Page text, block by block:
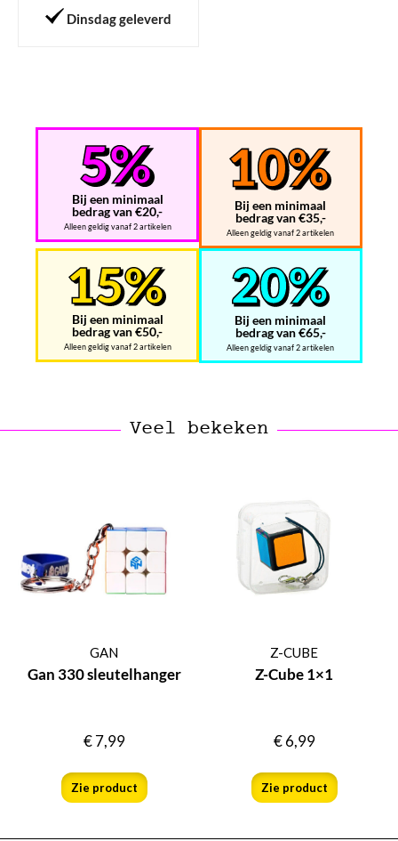
Dinsdag geleverd
Bij een minimaal
bedrag van €20,-
Alleen geldig vanaf 2 artikelen
Bij een minimaal
bedrag van €35,-
Alleen geldig vanaf 2 artikelen
Bij een minimaal
bedrag van €50,-
Alleen geldig vanaf 2 artikelen
Bij een minimaal
bedrag van €65,-
Alleen geldig vanaf 2 artikelen
Veel bekeken
GAN
Gan 330 sleutelhanger
€7,99
Zie product
Z-CUBE
Z-Cube 1×1
€6,99
Zie product